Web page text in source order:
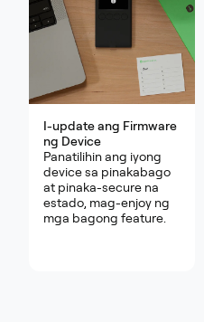
I-update ang Firmware
ng Device
Panatilihin ang iyong
device sa pinakabago
at pinaka-secure na
estado, mag-enjoy ng
mga bagong feature.